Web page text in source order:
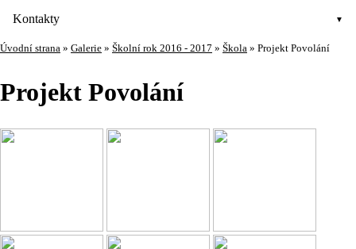
Kontakty
Úvodní strana » Galerie » Školní rok 2016 - 2017 » Škola » Projekt Povolání
Projekt Povolání